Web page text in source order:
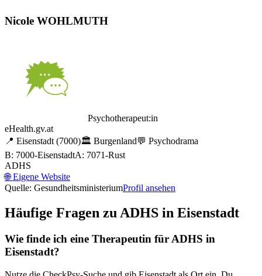
Nicole WOHLMUTH
Psychotherapeut:in
eHealth.gv.at
📍 Eisenstadt (7000)🏛️ Burgenland💬 Psychodrama
B: 7000-EisenstadtA: 7071-Rust
ADHS
🌐Eigene Website
Quelle: GesundheitsministeriumProfil ansehen
Häufige Fragen zu ADHS in Eisenstadt
Wie finde ich eine Therapeutin für ADHS in
Eisenstadt?